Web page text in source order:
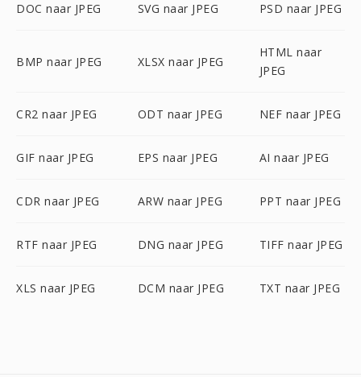
DOC naar JPEG SVG naar JPEG PSD naar JPEG
BMP naar JPEG XLSX naar JPEG
HTML naar
JPEG
CR2 naar JPEG ODT naar JPEG NEF naar JPEG
GIF naar JPEG EPS naar JPEG AI naar JPEG
CDR naar JPEG ARW naar JPEG PPT naar JPEG
RTF naar JPEG DNG naar JPEG TIFF naar JPEG
XLS naar JPEG DCM naar JPEG TXT naar JPEG